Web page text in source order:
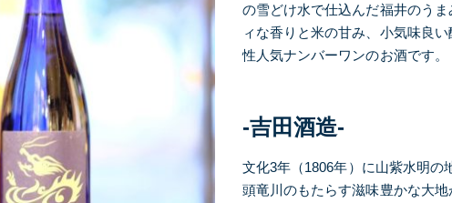
の雪どけ水で仕込んだ福井のう
ィな香りと米の甘み、小気味良
性人気ナンバーワンのお酒です。
-吉田酒造-
文化3年（1806年）に山紫水明の
頭竜川のもたらす滋味豊かな大